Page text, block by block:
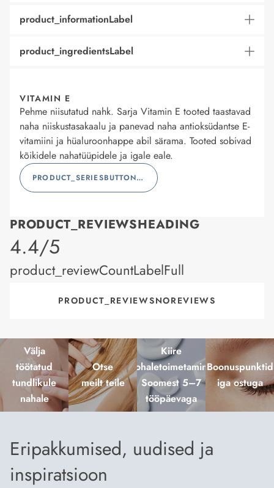
product_informationLabel
product_ingredientsLabel
VITAMIN E
Pehme niisutatud nahk. Sarja Vitamin E tooted taastavad
naha niiskustasakaalu ja panevad naha antioksüdantse E-
vitamiini ja hüaluroonhappe abil särama. Tooted sobivad
kõikidele nahatüüpidele ja igale eale.
PRODUCT_SERIESBUTTONLABEL
PRODUCT_REVIEWSHEADING
product_rating
4.4/5
product_reviewCountLabelFull
PRODUCT_REVIEWSNOREVIEWS
Välja
töötatud
tundlikule
nahale
Otse
meilt teile
Kiire
kohaletoimetamine
Soomest 5–7
tööpäevaga
Boonuspunktid
iga ostuga
Eripakkumised, uudised ja
inspiratsioon